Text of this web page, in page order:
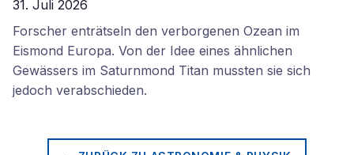
31. Juli 2026
Forscher enträtseln den verborgenen Ozean im
Eismond Europa. Von der Idee eines ähnlichen
Gewässers im Saturnmond Titan mussten sie sich
jedoch verabschieden.